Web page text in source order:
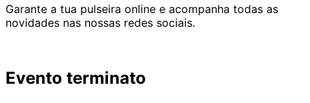
Garante a tua pulseira online e acompanha todas as
novidades nas nossas redes sociais.
Evento terminato